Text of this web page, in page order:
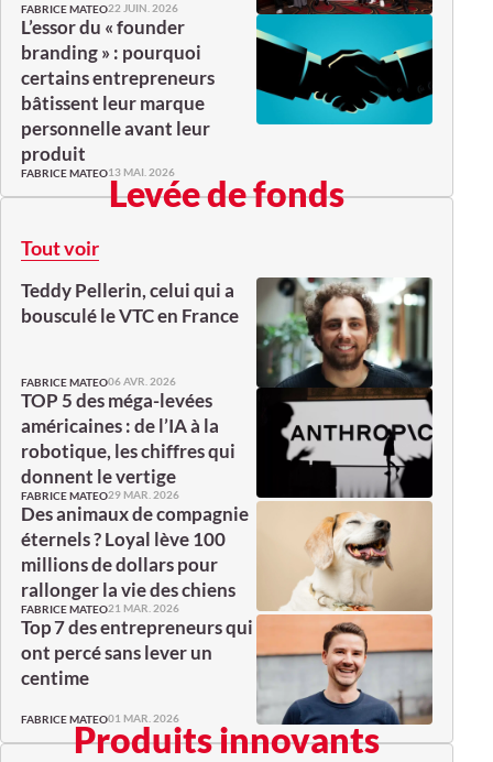
FABRICE MATEO22 JUIN. 2026
L’essor du « founder
branding » : pourquoi
certains entrepreneurs
bâtissent leur marque
personnelle avant leur
produit
FABRICE MATEO13 MAI. 2026
Levée de fonds
Tout voir
Teddy Pellerin, celui qui a
bousculé le VTC en France
FABRICE MATEO06 AVR. 2026
TOP 5 des méga-levées
américaines : de l’IA à la
robotique, les chiffres qui
donnent le vertige
FABRICE MATEO29 MAR. 2026
Des animaux de compagnie
éternels ? Loyal lève 100
millions de dollars pour
rallonger la vie des chiens
FABRICE MATEO21 MAR. 2026
Top 7 des entrepreneurs qui
ont percé sans lever un
centime
FABRICE MATEO01 MAR. 2026
Produits innovants